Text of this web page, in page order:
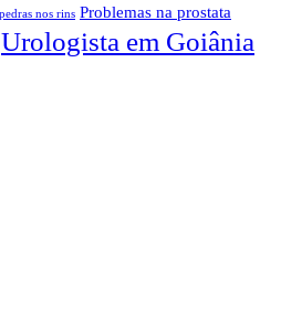
pedras nos rins Problemas na prostata
Urologista em Goiânia